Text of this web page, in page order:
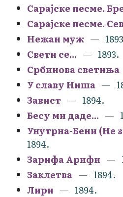
Сарајске песме.
Сарајске песме.
Нежан муж
Свети се...
1893.
Србинова светиња
У славу Ниша
Завист
1894.
Бесу ми даде...
Унутрна-Бени (Не
1894.
Зарифа Арифи
Заклетва
1894.
Лири
1894.